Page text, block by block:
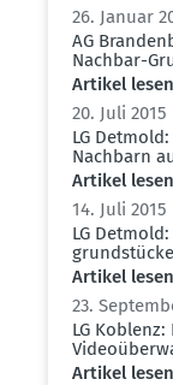
26. Januar
AG
Nachbar-
Artikel lesen
20. Juli 2015
LG
Nachbarn
Artikel lesen
14. Juli 2015
LG
Artikel lesen
23.
LG
Artikel lesen